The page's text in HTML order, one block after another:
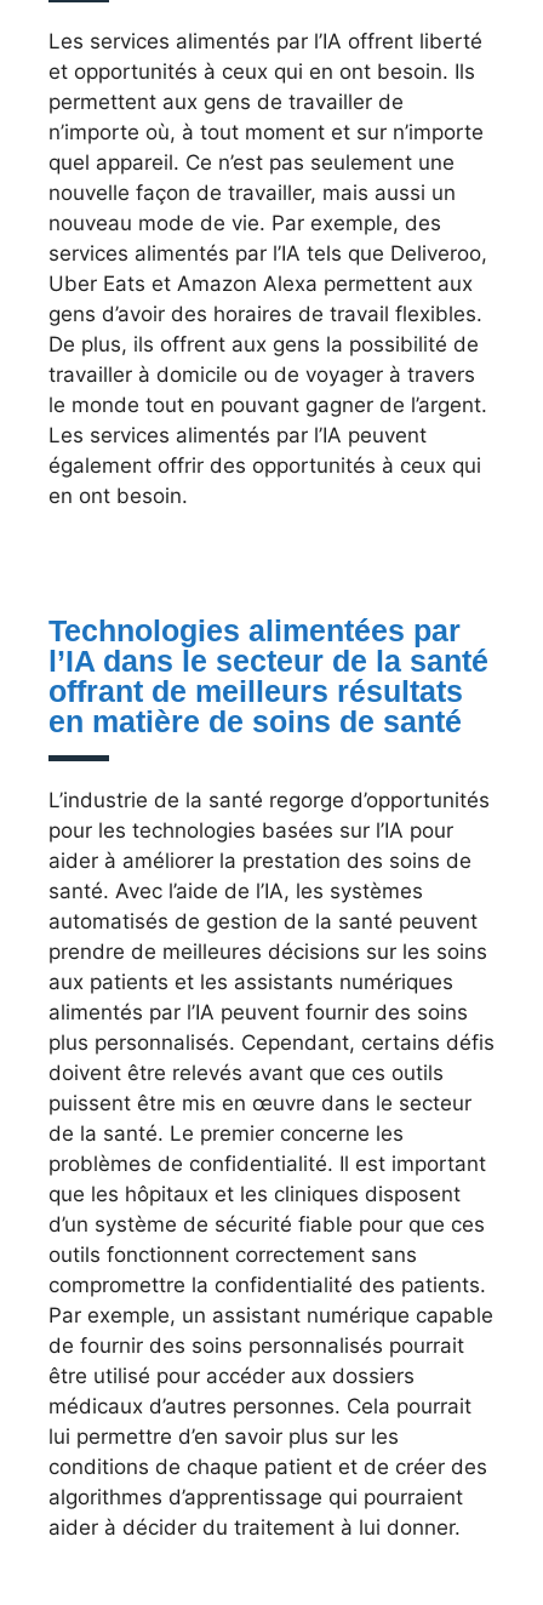
Les services alimentés par l’IA offrent liberté
et opportunités à ceux qui en ont besoin. Ils
permettent aux gens de travailler de
n’importe où, à tout moment et sur n’importe
quel appareil. Ce n’est pas seulement une
nouvelle façon de travailler, mais aussi un
nouveau mode de vie. Par exemple, des
services alimentés par l’IA tels que Deliveroo,
Uber Eats et Amazon Alexa permettent aux
gens d’avoir des horaires de travail flexibles.
De plus, ils offrent aux gens la possibilité de
travailler à domicile ou de voyager à travers
le monde tout en pouvant gagner de l’argent.
Les services alimentés par l’IA peuvent
également offrir des opportunités à ceux qui
en ont besoin.
Technologies alimentées par
l’IA dans le secteur de la santé
offrant de meilleurs résultats
en matière de soins de santé
L’industrie de la santé regorge d’opportunités
pour les technologies basées sur l’IA pour
aider à améliorer la prestation des soins de
santé. Avec l’aide de l’IA, les systèmes
automatisés de gestion de la santé peuvent
prendre de meilleures décisions sur les soins
aux patients et les assistants numériques
alimentés par l’IA peuvent fournir des soins
plus personnalisés. Cependant, certains défis
doivent être relevés avant que ces outils
puissent être mis en œuvre dans le secteur
de la santé. Le premier concerne les
problèmes de confidentialité. Il est important
que les hôpitaux et les cliniques disposent
d’un système de sécurité fiable pour que ces
outils fonctionnent correctement sans
compromettre la confidentialité des patients.
Par exemple, un assistant numérique capable
de fournir des soins personnalisés pourrait
être utilisé pour accéder aux dossiers
médicaux d’autres personnes. Cela pourrait
lui permettre d’en savoir plus sur les
conditions de chaque patient et de créer des
algorithmes d’apprentissage qui pourraient
aider à décider du traitement à lui donner.